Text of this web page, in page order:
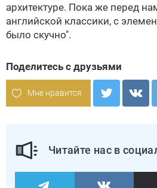
архитектуре. Пока же перед
английской классики, с
было скучно".
Поделитесь с друзьями
Мне нравится
Читайте нас в